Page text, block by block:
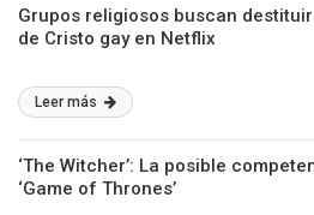
Grupos religiosos buscan
de Cristo gay en Netflix
Leer más
‘The Witcher’: La posible
‘Game of Thrones’